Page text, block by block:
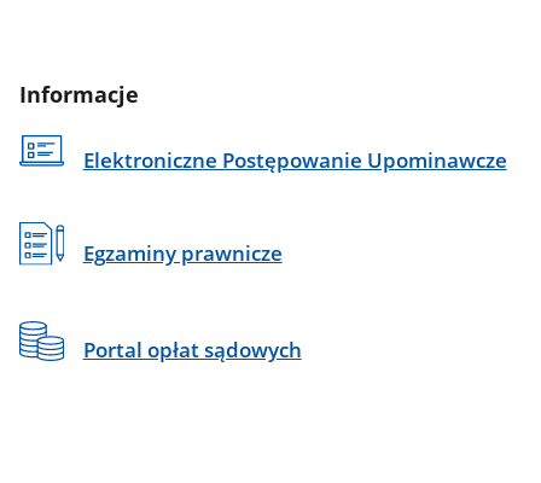
Informacje
Elektroniczne Postępowanie Upominawcze
Egzaminy prawnicze
Portal opłat sądowych